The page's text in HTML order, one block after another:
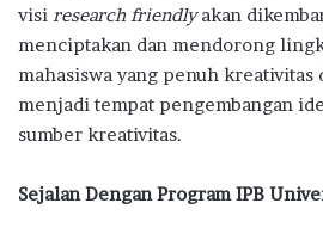
visi research friendlyakan
menciptakan dan mendorong
mahasiswa yang penuh kreativitas
menjadi tempat pengembangan
sumber kreativitas.
SejalanDengan Program IPB